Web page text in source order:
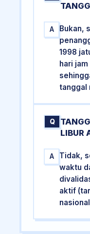
A
Bukan,
1998
hari
tanggal
Q
LIBUR
A
Tidak,
waktu
aktif